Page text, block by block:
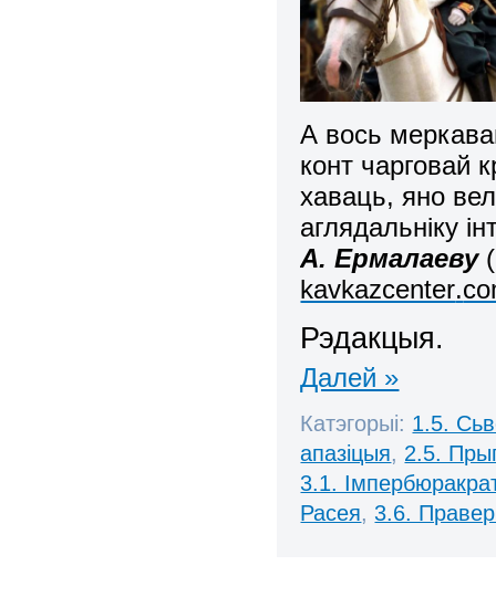
А вось
конт чарговай
хаваць, яно
аглядальніку
А. Ермалаеву
kavkazcenter.
Рэдакцыя.
Далей »
Катэгорыі: 1.5.
апазіцыя, 2.5.
3.1.
Расея, 3.6.